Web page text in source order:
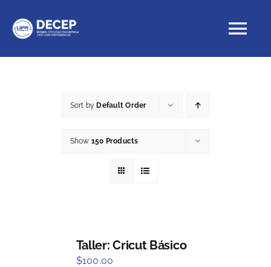
content
Sort by Default Order
Show 150 Products
Taller: Cricut Básico
$100.00